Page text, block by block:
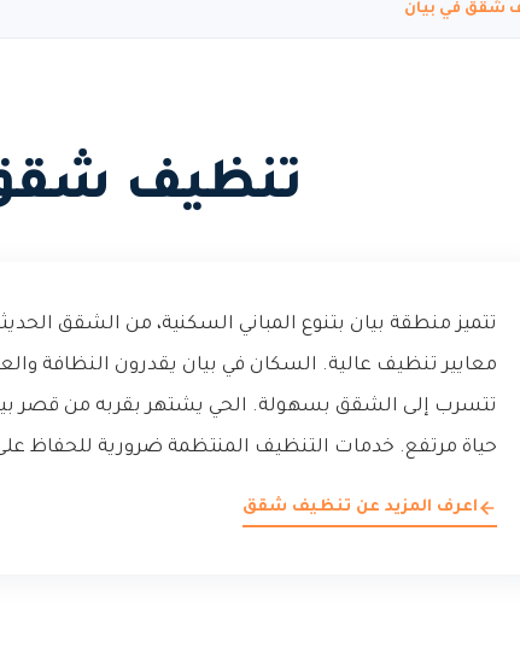
شقق في بيان
تنظيف
تتميز منطقة بيان بتنوع المباني السكنية، من الشقق
معايير تنظيف عالية. السكان في بيان يقدرون النظافة
تتسرب إلى الشقق بسهولة. الحي يشتهر بقربه من قصر
حياة مرتفع. خدمات التنظيف المنتظمة ضرورية للحفاظ
اعرف المزيد عن تنظيف شقق